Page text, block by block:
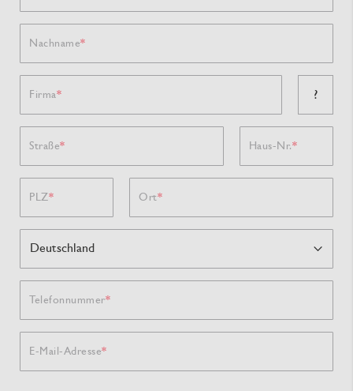
Nachname
Firma ?
Straße Haus-Nr.
PLZ Ort
Telefonnummer
E-Mail-Adresse